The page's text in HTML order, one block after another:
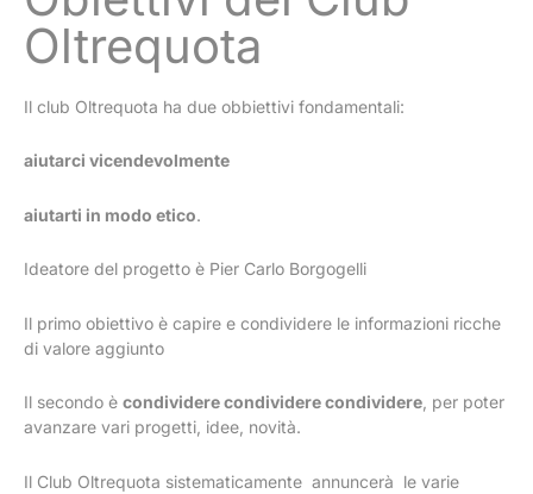
Oltrequota
Il club Oltrequota ha due obbiettivi fondamentali:
aiutarci vicendevolmente
aiutarti in modo etico.
Ideatore del progetto è Pier Carlo Borgogelli
Il primo obiettivo è capire e condividere le informazioni ricche
di valore aggiunto
Il secondo è condividere condividere condividere, per poter
avanzare vari progetti, idee, novità.
Il Club Oltrequota sistematicamente annuncerà le varie